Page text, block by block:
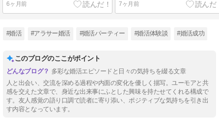
6ヶ月前 7ヶ月前
#婚活 #アラサー婚活 #婚活パーティー #婚活体験談 #婚活成功
このブログのここがポイント
多彩な婚活エピソードと日々の気持ちを綴る文章
人と出会い、交流を深める過程や内面の変化を優しく描写。ユーモアと共
感を交えた文章で、身近な出来事にふとした興味を持たせてくれる構成で
す。友人感覚の語り口調で読者に寄り添い、ポジティブな気持ちを引き出
す内容となっています。